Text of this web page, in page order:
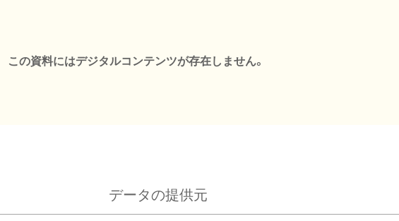
この資料にはデジタルコンテンツが存在しません。
データの提供元